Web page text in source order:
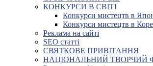
КОНКУРСИ В СВІТІ
Конкурси мистецтв в
Конкурси мистецтв в
Реклама на сайті
SEO статті
СВЯТКОВЕ ПРИВІТАННЯ
НАЦІОНАЛЬНИЙ ТВОРЧИЙ